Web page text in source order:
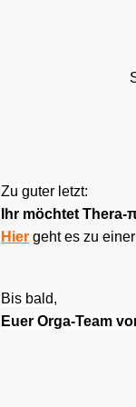
Zu guter letzt:
Ihr möchtet
Hier geht es zu
Bis bald,
Euer Orga-Team